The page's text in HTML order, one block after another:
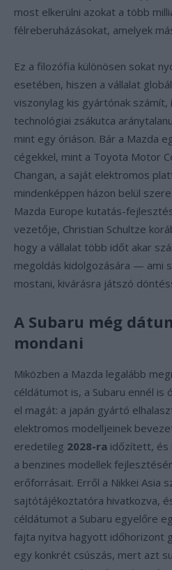
most elkerülni azokat a több
félreberuházásokat, amelyek
Ez a filozófia különösen sokat
esetében, hiszen a vállalat
viszonylag kis gyártónak
technológiai zsákutca
mint egy óriáson. Bár a Mazda
cégekkel, mint a Toyota Motor
Changan, a saját elektromos
mindenképpen házon belül
Mazda Europe kutatás-
vezetője, Christian Schultze
hogy a vállalat több időt akar
megoldás kidolgozására — ami
mostani, kivárásra játszó
A Subaru még
mondani
Miközben a Mazda legalább
céldátumot is, a Subaru ennél
el magát: a japán gyártó
elektromos modelljeinek
eredetileg 2028-ra időzített, és
a benzines modellek
erőforrásait. Erről a Nikkei Asia
sajtótájékoztatóra hivatkozva,
céldátumot a Subaru egyelőre
fajta nyitva hagyott időhorizont
egy konkrét csúszás, mert azt